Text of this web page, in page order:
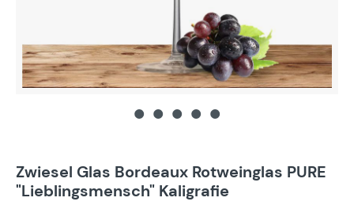
Zwiesel Glas Bordeaux Rotweinglas PURE
"Lieblingsmensch" Kaligrafie